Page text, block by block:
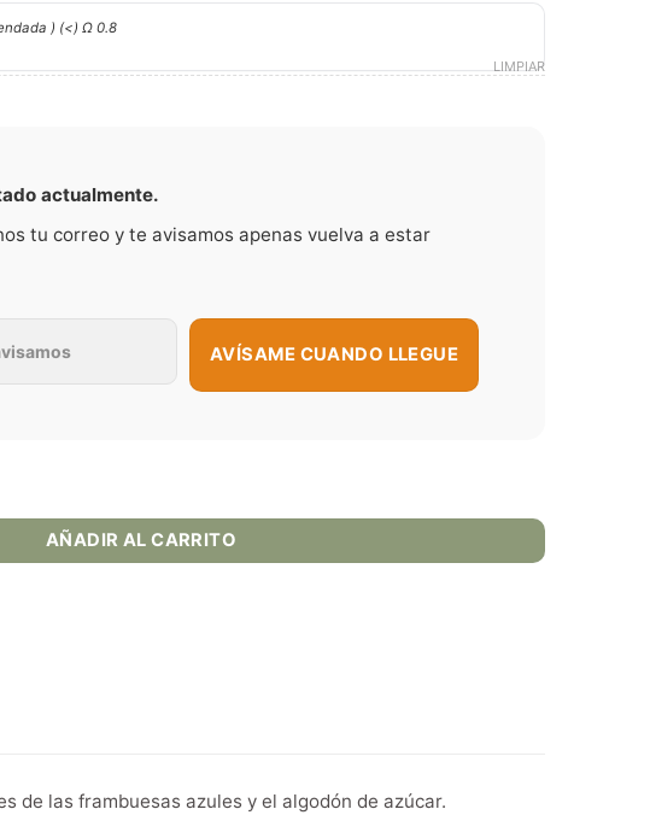
LIMPIAR
) (<) Ω 0.8
actualmente.
tu correo y te avisamos apenas vuelva a estar
AVÍSAME CUANDO LLEGUE
x RAZ - E-Juice 100ml cantidad
AÑADIR AL CARRITO
de las frambuesas azules y el algodón de azúcar.